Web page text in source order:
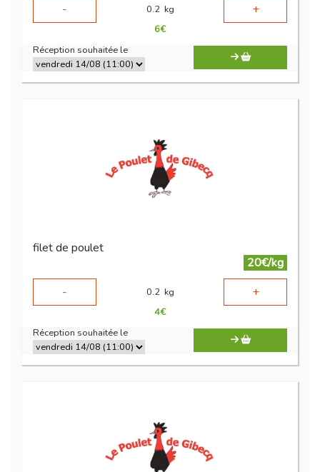
-
0.2 kg +
6€
Réception souhaitée le
filet de poulet
20€/kg
-
0.2 kg +
4€
Réception souhaitée le